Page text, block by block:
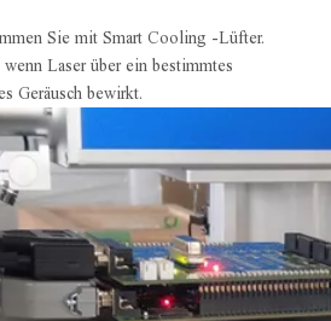
Sie mit Smart Cooling -Lüfter.
Laser über ein bestimmtes
Geräusch bewirkt.